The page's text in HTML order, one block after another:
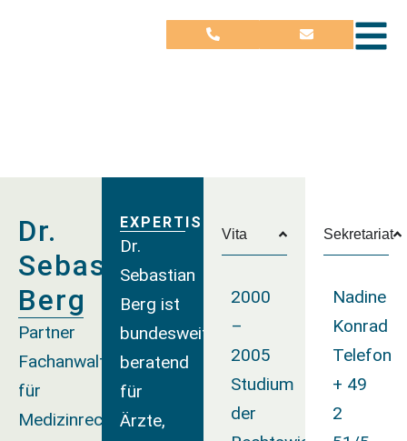
Dr.
Sebastian
Berg
Partner
Fachanwalt
für
Medizinrecht
EXPERTISE
Dr.
Sebastian
Berg ist
bundesweit
beratend
für
Ärzte,
Vita
2000
–
2005
Studium
der
Sekretariat
Nadine
Konrad
Telefon
+ 49
2